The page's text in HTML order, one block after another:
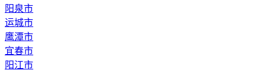
阳泉市
运城市
鹰潭市
宜春市
阳江市